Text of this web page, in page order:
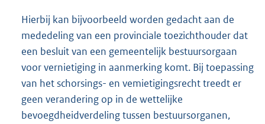
Hierbij kan bijvoorbeeld worden gedacht aan de
mededeling van een provinciale toezichthouder dat
een besluit van een gemeentelijk bestuursorgaan
voor vernietiging in aanmerking komt. Bij toepassing
van het schorsings- en vemietigingsrecht treedt er
geen verandering op in de wettelijke
bevoegdheidverdeling tussen bestuursorganen,